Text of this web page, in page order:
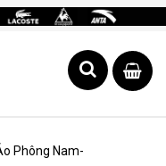
Phông Nam-